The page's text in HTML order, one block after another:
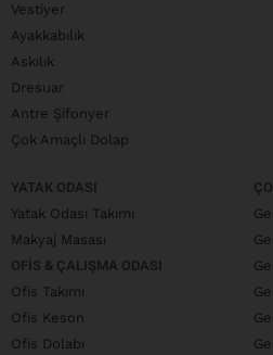
Vestiyer
Ayakkabılık
Askılık
Dresuar
Antre Şifonyer
Çok Amaçlı Dolap
YATAK ODASI
Yatak Odası Takımı
Makyaj Masası
OFIS & ÇALIŞMA ODASI
Ofis Takımı
Ofis Keson
Ofis Dolabı